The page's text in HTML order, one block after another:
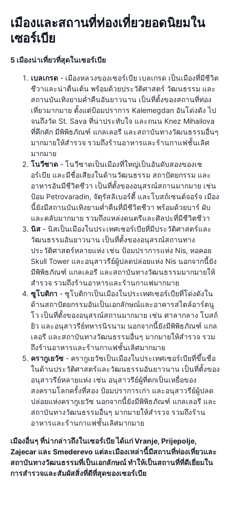
เมืองและสถานที่ท่องเที่ยวยอดนิยมใน
เซอร์เบีย
5 เมืองน่าเที่ยวที่สุดในเซอร์เบีย
เบลเกรด - เมืองหลวงของเซอร์เบีย เบลเกรด เป็นเมืองที่มีชีวิต
ชีวาและน่าตื่นเต้น พร้อมด้วยประวัติศาสตร์ วัฒนธรรม และ
สถานบันเทิงยามค่ำคืนอันยาวนาน เป็นที่ตั้งของสถานที่ท่อง
เที่ยวมากมาย ตั้งแต่ป้อมปราการ Kalemegdan อันโด่งดัง ไป
จนถึงวัด St. Sava ที่น่าประทับใจ และถนน Knez Mihailova
ที่คึกคัก มีพิพิธภัณฑ์ แกลเลอรี และสถาบันทางวัฒนธรรมอื่นๆ
มากมายให้สำรวจ รวมถึงร้านอาหารและร้านกาแฟชั้นเลิศ
มากมาย
โนวีซาด - โนวีซาดเป็นเมืองที่ใหญ่เป็นอันดับสองของเซ
อร์เบีย และมีชื่อเสียงในด้านวัฒนธรรม สถาปัตยกรรม และ
อาหารอันมีชีวิตชีวา เป็นที่ตั้งของอนุสรณ์สถานมากมาย เช่น
ป้อม Petrovaradin, จัตุรัสลิเบอร์ตี้ และโบสถ์เซนต์จอร์จ เมือง
นี้ยังมีสถานบันเทิงยามค่ำคืนที่มีชีวิตชีวา พร้อมด้วยบาร์ ผับ
และคลับมากมาย รวมถึงแหล่งดนตรีและศิลปะที่มีชีวิตชีวา
นิส - นิสเป็นเมืองในประเทศเซอร์เบียที่มีประวัติศาสตร์และ
วัฒนธรรมอันยาวนาน เป็นที่ตั้งของอนุสรณ์สถานทาง
ประวัติศาสตร์หลายแห่ง เช่น ป้อมปราการแห่ง Nis, หอคอย
Skull Tower และอนุสาวรีย์ผู้ปลดปล่อยแห่ง Nis นอกจากนี้ยัง
มีพิพิธภัณฑ์ แกลเลอรี และสถาบันทางวัฒนธรรมมากมายให้
สำรวจ รวมถึงร้านอาหารและร้านกาแฟมากมาย
ซูโบติกา - ซูโบติกาเป็นเมืองในประเทศเซอร์เบียที่โด่งดังใน
ด้านสถาปัตยกรรมอันเป็นเอกลักษณ์และอาคารสไตล์อาร์ตนู
โว เป็นที่ตั้งของอนุสรณ์สถานมากมาย เช่น ศาลากลาง โบสถ์
ยิว และอนุสาวรีย์ทหารนิรนาม นอกจากนี้ยังมีพิพิธภัณฑ์ แกล
เลอรี และสถาบันทางวัฒนธรรมอื่นๆ มากมายให้สำรวจ รวม
ถึงร้านอาหารและร้านกาแฟชั้นเลิศมากมาย
ครากูเยวัซ - ครากูเยวัซเป็นเมืองในประเทศเซอร์เบียที่ขึ้นชื่อ
ในด้านประวัติศาสตร์และวัฒนธรรมอันยาวนาน เป็นที่ตั้งของ
อนุสาวรีย์หลายแห่ง เช่น อนุสาวรีย์ผู้ที่ตกเป็นเหยื่อของ
สงครามโลกครั้งที่สอง ป้อมปราการเก่า และอนุสาวรีย์ผู้ปลด
ปล่อยแห่งครากูเยวัซ นอกจากนี้ยังมีพิพิธภัณฑ์ แกลเลอรี และ
สถาบันทางวัฒนธรรมอื่นๆ มากมายให้สำรวจ รวมถึงร้าน
อาหารและร้านกาแฟชั้นเลิศมากมาย
เมืองอื่นๆ ที่น่ากล่าวถึงในเซอร์เบีย ได้แก่ Vranje, Prijepolje,
Zajecar และ Smederevo แต่ละเมืองเหล่านี้มีสถานที่ท่องเที่ยวและ
สถาบันทางวัฒนธรรมที่เป็นเอกลักษณ์ ทำให้เป็นสถานที่ที่ดีเยี่ยมใน
การสำรวจและสัมผัสสิ่งที่ดีที่สุดของเซอร์เบีย